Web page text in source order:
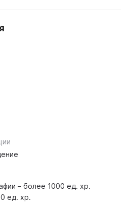
– более 1000 ед. хр.
ед. хр.